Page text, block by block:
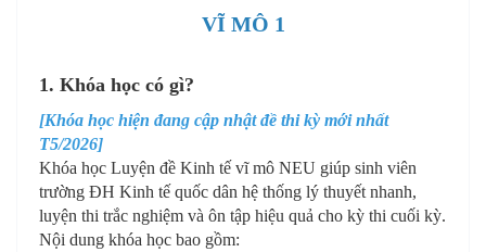
VĨ MÔ 1
1. Khóa học có gì?
[Khóa học hiện đang cập nhật đề thi kỳ mới nhất
T5/2026]
Khóa học Luyện đề Kinh tế vĩ mô NEU giúp sinh viên
trường ĐH Kinh tế quốc dân hệ thống lý thuyết nhanh,
luyện thi trắc nghiệm và ôn tập hiệu quả cho kỳ thi cuối kỳ.
Nội dung khóa học bao gồm: